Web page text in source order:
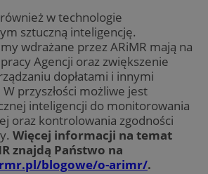
w technologie
sztuczną inteligencję.
wdrażane przez ARiMR mają na
Agencji oraz zwiększenie
dopłatami i innymi
przyszłości możliwe jest
inteligencji do monitorowania
oraz kontrolowania zgodności
Więcej informacji na temat
znajdą Państwo na
blogowe/o-arimr/.